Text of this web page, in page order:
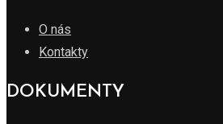
O nás
Kontakty
DOKUMENTY